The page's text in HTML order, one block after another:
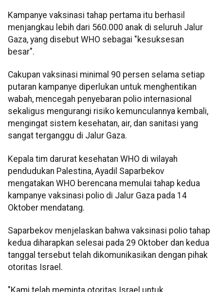
Kampanye vaksinasi tahap pertama itu berhasil
menjangkau lebih dari 560.000 anak di seluruh Jalur
Gaza, yang disebut WHO sebagai "kesuksesan
besar".
Cakupan vaksinasi minimal 90 persen selama setiap
putaran kampanye diperlukan untuk menghentikan
wabah, mencegah penyebaran polio internasional
sekaligus mengurangi risiko kemunculannya kembali,
mengingat sistem kesehatan, air, dan sanitasi yang
sangat terganggu di Jalur Gaza.
Kepala tim darurat kesehatan WHO di wilayah
pendudukan Palestina, Ayadil Saparbekov
mengatakan WHO berencana memulai tahap kedua
kampanye vaksinasi polio di Jalur Gaza pada 14
Oktober mendatang.
Saparbekov menjelaskan bahwa vaksinasi polio tahap
kedua diharapkan selesai pada 29 Oktober dan kedua
tanggal tersebut telah dikomunikasikan dengan pihak
otoritas Israel.